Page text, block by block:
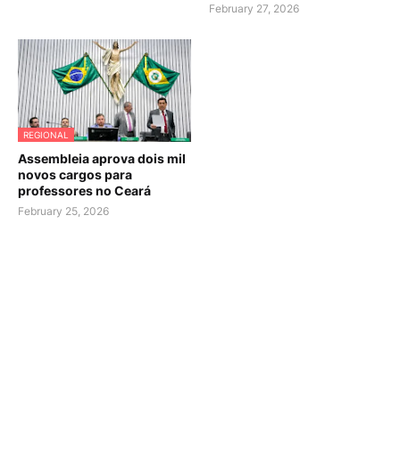
February 27, 2026
REGIONAL
Assembleia aprova dois mil
novos cargos para
professores no Ceará
February 25, 2026